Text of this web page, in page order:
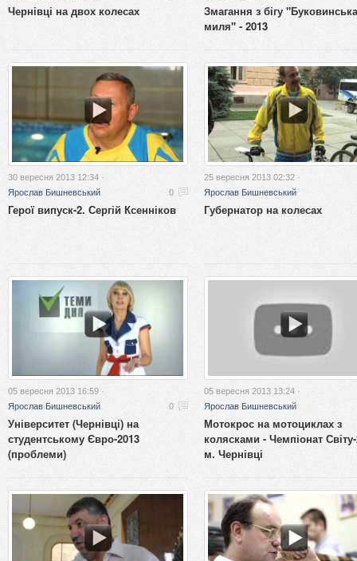
Чернівці на двох колесах
Змагання з бігу "Буковинська
миля" - 2013
30 вересня 2013 12:34 ·
Ярослав Бишневський
0
Герої випуск-2. Сергій Ксенніков
25 вересня 2013 02:32 ·
Ярослав Бишневський
Губернатор на колесах
05 вересня 2013 16:59 ·
Ярослав Бишневський
0
Університет (Чернівці) на
студентському Євро-2013
(проблеми)
05 вересня 2013 13:24 ·
Ярослав Бишневський
Мотокрос на мотоциклах з
колясками - Чемпіонат
м. Чернівці